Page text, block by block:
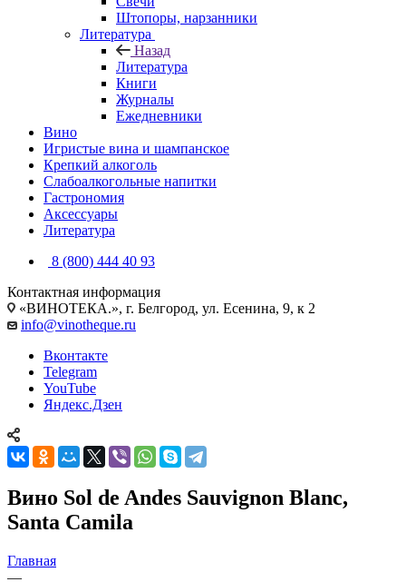
Штопоры, нарзанники
Литература
Назад
Литература
Книги
Журналы
Ежедневники
Вино
Игристые вина и шампанское
Крепкий алкоголь
Слабоалкогольные напитки
Гастрономия
Аксессуары
Литература
8 (800) 444 40 93
Контактная информация
«ВИНОТЕКА.», г. Белгород, ул. Есенина, 9, к 2
info@vinotheque.ru
Вконтакте
Telegram
YouTube
Яндекс.Дзен
Вино Sol de Andes Sauvignon Blanc,
Santa Camila
Главная
—